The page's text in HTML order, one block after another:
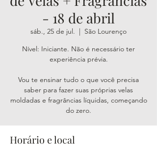
- 18 de abril
sáb., 25 de jul.
  |
São Lourenço
Nível: Iniciante. Não é necessário ter
experiência prévia.
Vou te ensinar tudo o que você precisa
saber para fazer suas próprias velas
moldadas e fragrâncias líquidas, começando
do zero.
Horário e local